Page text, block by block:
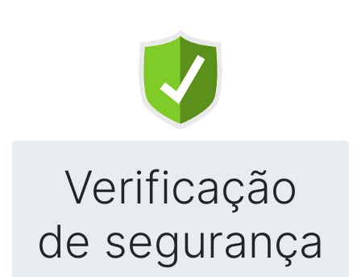
Verificação
de segurança